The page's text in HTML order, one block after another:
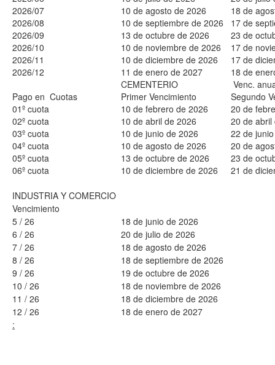
2026/07
10 de agosto de 2026
18 de
2026/08
10 de septiembre de 2026
17 de
2026/09
13 de octubre de 2026
23 de
2026/10
10 de noviembre de 2026
17 de
2026/11
10 de diciembre de 2026
17 de
2026/12
11 de enero de 2027
18 de
CEMENTERIO
Venc.
Pago en Cuotas
Primer Vencimiento
Segundo
01º cuota
10 de febrero de 2026
20 de
02º cuota
10 de abril de 2026
20 de abril
03º cuota
10 de junio de 2026
22 de
04º cuota
10 de agosto de 2026
20 de
05º cuota
13 de octubre de 2026
23 de
06º cuota
10 de diciembre de 2026 21 de
INDUSTRIA Y COMERCIO
Vencimiento
5 / 26
18 de junio de 2026
6 / 26
20 de julio de 2026
7 / 26
18 de agosto de 2026
8 / 26
18 de septiembre de 2026
9 / 26
19 de octubre de 2026
10 / 26
18 de noviembre de 2026
11 / 26
18 de diciembre de 2026
12 / 26
18 de enero de 2027
: